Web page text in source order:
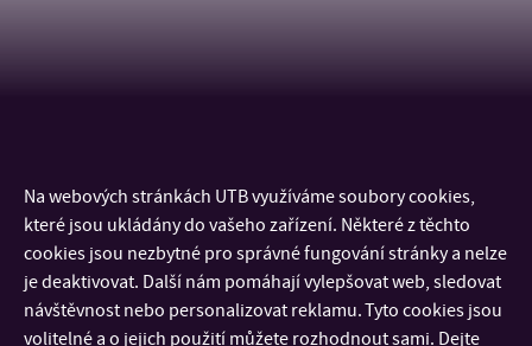
KONTAKT
DŮLEŽITÉ INFORMACE
Na webových stránkách UTB využíváme soubory cookies,
které jsou ukládány do vašeho zařízení. Některé z těchto
cookies jsou nezbytné pro správné fungování stránky a nelze
je deaktivovat. Další nám pomáhají vylepšovat web, sledovat
návštěvnost nebo personalizovat reklamu. Tyto cookies jsou
volitelné a o jejich použití můžete rozhodnout sami. Dejte